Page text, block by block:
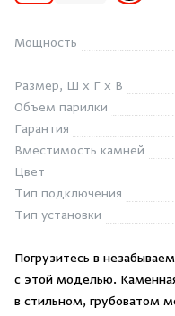
Мощность
Размер, Ш x Г x В
Объем парилки
Гарантия
Вместимость камней
Цвет
Тип подключения
Тип установки
Погрузитесь в
с этой моделью.
в стильном, грубоватом